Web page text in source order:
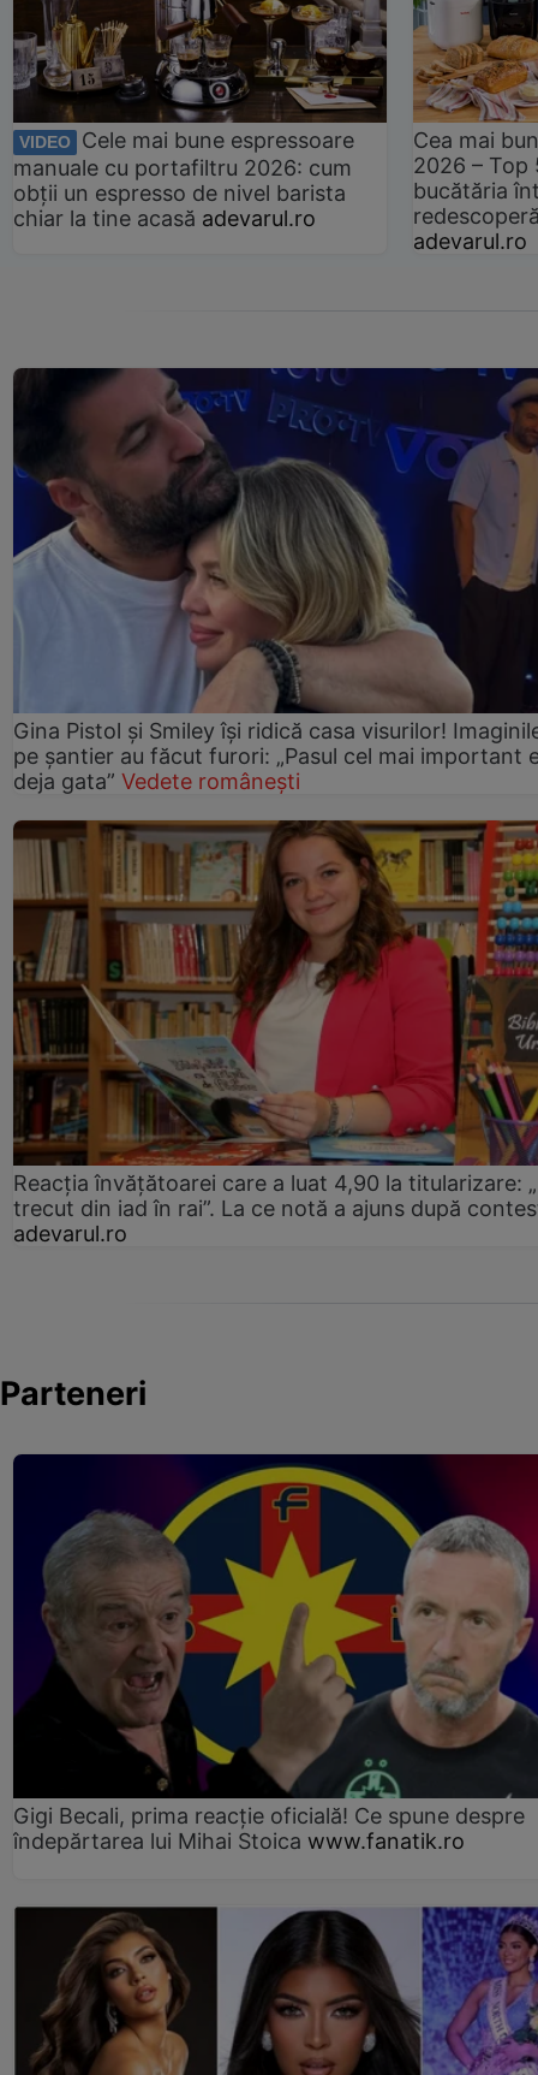
VIDEO
Cele mai bune espressoare
manuale cu portafiltru 2026: cum
obții un espresso de nivel barista
chiar la tine acasă adevarul.ro
Cea mai
2026 –
bucătăria
adevarul.ro
Gina Pistol și Smiley își ridică casa visurilor!
pe șantier au făcut furori: „Pasul cel mai important
deja gata” Vedete românești
Reacția învățătoarei care a luat 4,90 la titularizare:
trecut din iad în rai”. La ce notă a ajuns după
adevarul.ro
Parteneri
Gigi Becali, prima reacție oficială! Ce spune despre
îndepărtarea lui Mihai Stoica www.fanatik.ro